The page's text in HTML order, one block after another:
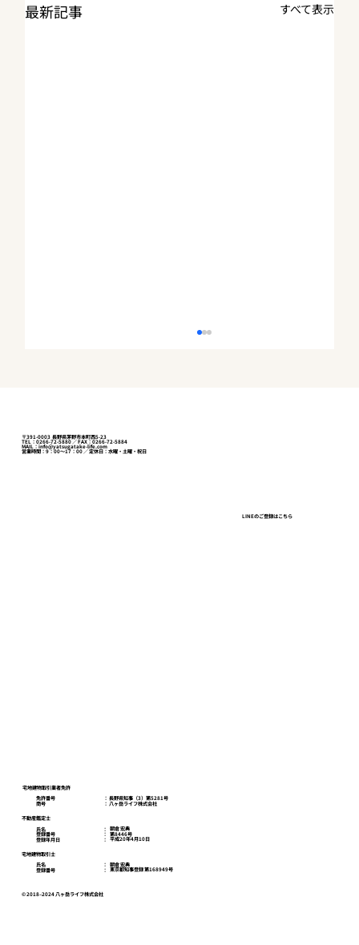
最新記事 すべて表示
八ヶ岳の気温差はなぜ土地の価値にな
宅地建物取引業者免許
免許番号
​： 長野県知事（3）第5281号
商号 ​： 八ヶ岳ライフ株式会社
不動産鑑定士
氏名
朝倉 宏典
：
登録番号 第8446号
：
登録年月日 平成20年4月10日
：
宅地建物取引士
氏名
朝倉 宏典
：
登録番号 東京都知事登録 第168949号
：
© 2018–2024 八ヶ岳ライフ株式会社
〒391-0003 長野県茅野市本町西5-23
TEL：0266-72-5880 ／ FAX：0266-72-5884
MAIL：info@yatsugatake-life.com
営業時間：9：00～17：00 ／ 定休日：水曜・土曜・祝日
LINEのご登録はこちら